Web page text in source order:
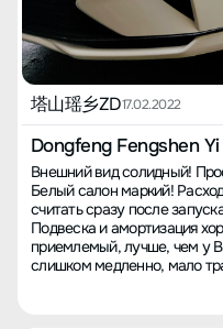
нет. Также некоторые
можно регулировать, но я этим не
учитывать внешний вид,
этот автомобиль
советую сразу выбирать
с шумом от дороги
участках полный порядок,
лицо касается дороги.
камни, которые
навеять мысль о том, что
шум при поездке по
больше всего не понравилось:** 1. Шум от
недостаточный
производитель в будущем
моментам. 2. Качество сборки Dongfeng действительно под
вопросом, после двух
охлаждения расшатался,
автомобиля на дороге. Да,
которая может возникнуть
случилась у меня через
塔山瑶乡ZD17.02.2022
Dongfeng Fengshen
Внешний вид солидный!
Белый салон маркий!
считать сразу после
Подвеска и амортизация
приемлемый, лучше, чем у
слишком медленно, мало